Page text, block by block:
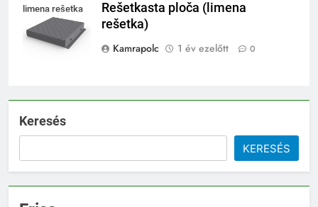
limena rešetka
Rešetkasta ploča (limena
rešetka)
Kamrapolc
1 év ezelőtt 0
Keresés
KERESÉS